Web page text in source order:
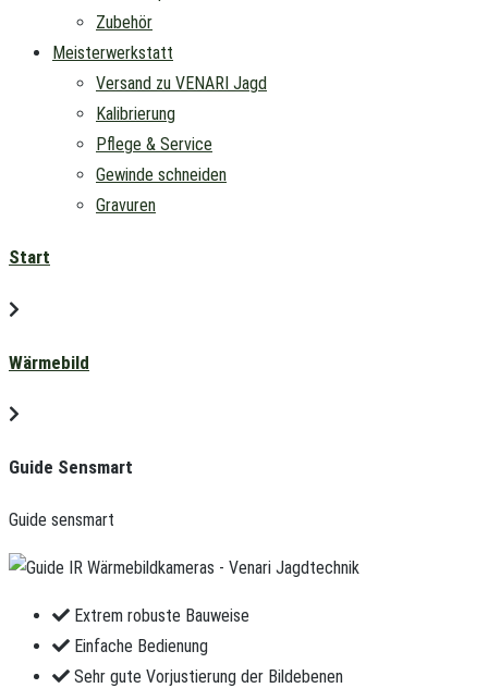
Zubehör
Meisterwerkstatt
Versand zu VENARI Jagd
Kalibrierung
Pflege & Service
Gewinde schneiden
Gravuren
Start
Wärmebild
Guide Sensmart
Guide sensmart
Extrem robuste Bauweise
Einfache Bedienung
Sehr gute Vorjustierung der Bildebenen